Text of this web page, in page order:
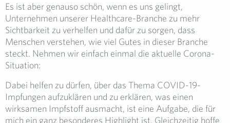
Es ist aber genauso schön, wenn es uns gelingt,
Unternehmen unserer Healthcare-Branche zu mehr
Sichtbarkeit zu verhelfen und dafür zu sorgen, dass
Menschen verstehen, wie viel Gutes in dieser Branche
steckt. Nehmen wir einfach einmal die aktuelle Corona-
Situation:
Dabei helfen zu dürfen, über das Thema COVID-19-
Impfungen aufzuklären und zu erklären, was einen
wirksamen Impfstoff ausmacht, ist eine Aufgabe, die für
mich ein ganz besonderes Highlight ist. Gleichzeitig hoffe